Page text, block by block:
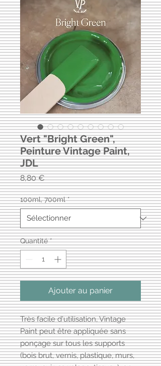
Vert "Bright Green",
Peinture Vintage Paint,
JDL
8,80 €Prix
100ml, 700ml *
Quantité *
Ajouter au panier
Très facile d'utilisation, Vintage
Paint peut être appliquée sans
ponçage sur tous les supports
(bois brut, vernis, plastique, murs,